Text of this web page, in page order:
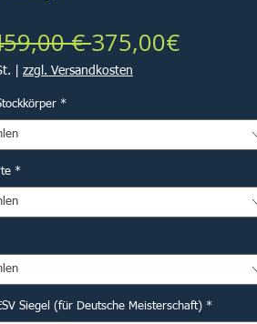
€ Standardpreis
375,00€Sale-
zzgl. Versandkosten
*
*
Siegel (für Deutsche Meisterschaft) *